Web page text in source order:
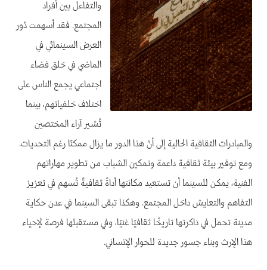
والتفاعل بين أفراد
المجتمع. فقد أسهمت دُور
العرض السينمائي في
الماضي في خلق فضاء
اجتماعي يجمع الناس على
اختلاف خلفياتهم، بينما
تُشير آراء المختصين
والمبادرات الثقافية الحالية إلى أنّ هذا الدور ما يزال ممكنًا رغم التحديات.
ومع توفير بيئة ثقافية داعمة وتمكين الشباب من تطوير مهاراتهم
الفنية، يمكن للسينما أن تستعيد مكانتها أداةً ثقافيةً تُسهم في تعزيز
التفاهم والتعايش داخل المجتمع. وهكذا تبقى السينما في عدن حكاية
مدينة تحمل في ذاكرتها تاريخًا ثقافيًا غنيًا، وفي مستقبلها فرصة لإحياء
هذا الإرث وبناء جسور جديدة للحوار الإنساني.